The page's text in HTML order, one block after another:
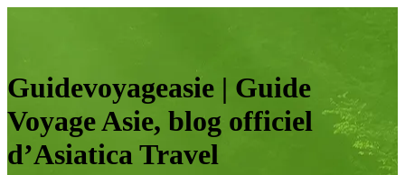
Guidevoyageasie | Guide
Voyage Asie, blog officiel
d’Asiatica Travel